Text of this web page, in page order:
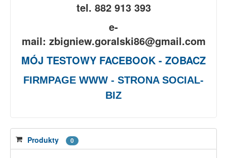
tel. 882 913 393
e-
mail: zbigniew.goralski86@gmail.com
MÓJ TESTOWY FACEBOOK - ZOBACZ
FIRMPAGE WWW - STRONA SOCIAL-
BIZ
Produkty 0